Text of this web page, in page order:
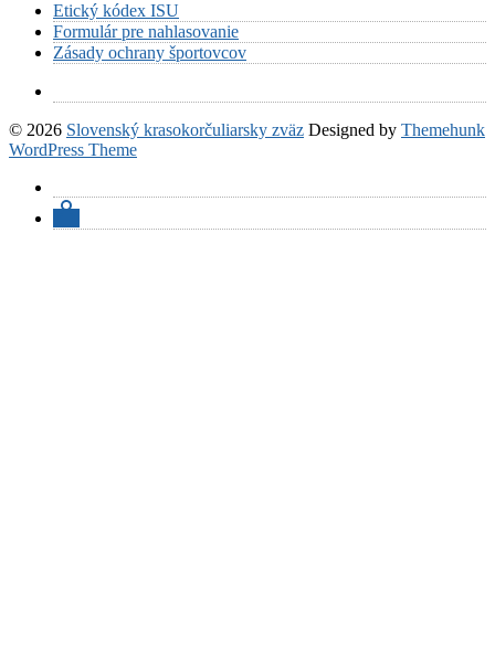
Etický kódex ISU
Formulár pre nahlasovanie
Zásady ochrany športovcov
© 2026 Slovenský krasokorčuliarsky zväz Designed by Themehunk
WordPress Theme